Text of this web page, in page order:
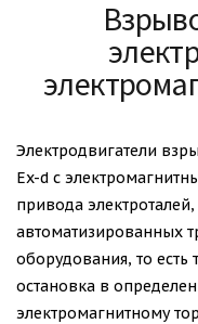
Электродвигатели
Ex-d с
привода
автоматизированных
оборудования, то есть
остановка в
электромагнитному